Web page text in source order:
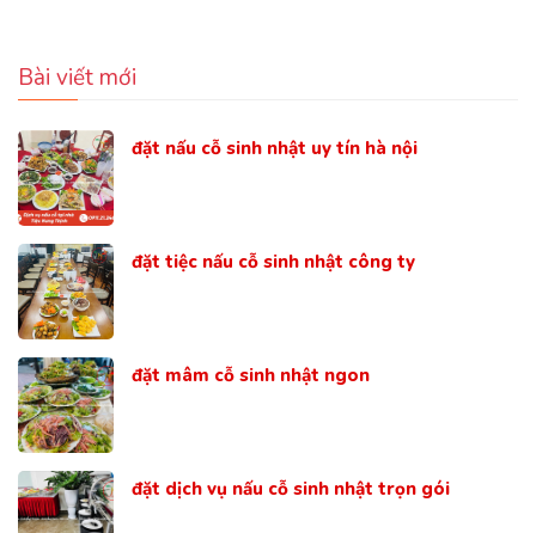
Bài viết mới
đặt nấu cỗ sinh nhật uy tín hà nội
đặt tiệc nấu cỗ sinh nhật công ty
đặt mâm cỗ sinh nhật ngon
đặt dịch vụ nấu cỗ sinh nhật trọn gói